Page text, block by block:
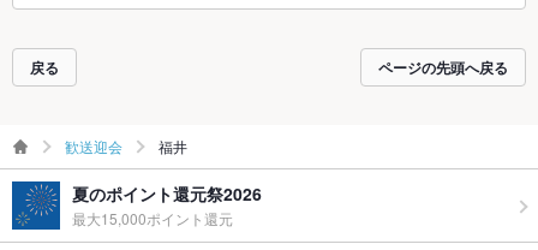
戻る ページの先頭へ戻る
歓送迎会 福井
夏のポイント還元祭2026
最大15,000ポイント還元